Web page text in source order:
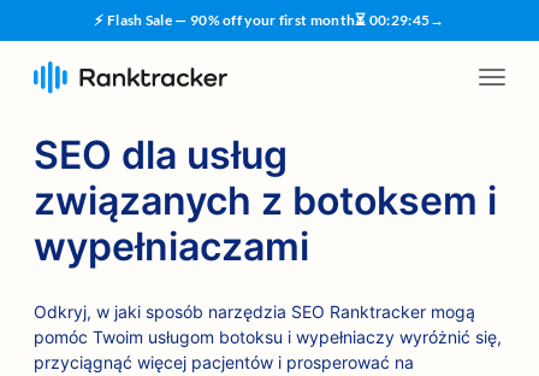
⚡ Flash Sale — 90% off your first month⏳ 00:29:45→
SEO dla usług
związanych z botoksem i
wypełniaczami
Odkryj, w jaki sposób narzędzia SEO Ranktracker mogą
pomóc Twoim usługom botoksu i wypełniaczy wyróżnić się,
przyciągnąć więcej pacjentów i prosperować na